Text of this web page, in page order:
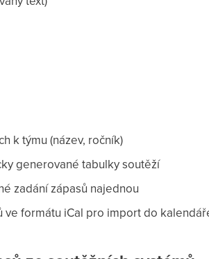
k týmu (název, ročník)
generované tabulky soutěží
zadání zápasů najednou
formátu iCal pro import do